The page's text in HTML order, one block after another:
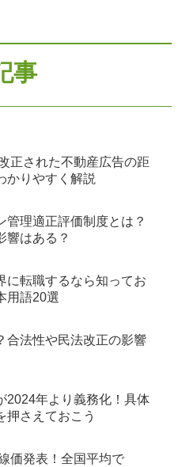
事
正された不動産広告の距
かりやすく解説
管理適正評価制度とは？
響はある？
に転職するなら知ってお
用語20選
合法性や民法改正の影響
2024年より義務化！具体
押さえておこう
価発表！全国平均で